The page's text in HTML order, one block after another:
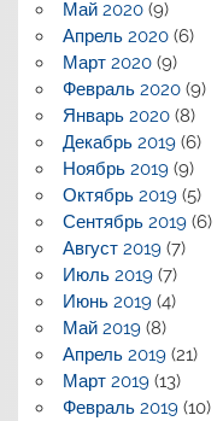
Май 2020(9)
Апрель 2020(6)
Март 2020(9)
Февраль 2020(9)
Январь 2020(8)
Декабрь 2019(6)
Ноябрь 2019(9)
Октябрь 2019(5)
Сентябрь 2019(6)
Август 2019(7)
Июль 2019(7)
Июнь 2019(4)
Май 2019(8)
Апрель 2019(21)
Март 2019(13)
Февраль 2019(10)